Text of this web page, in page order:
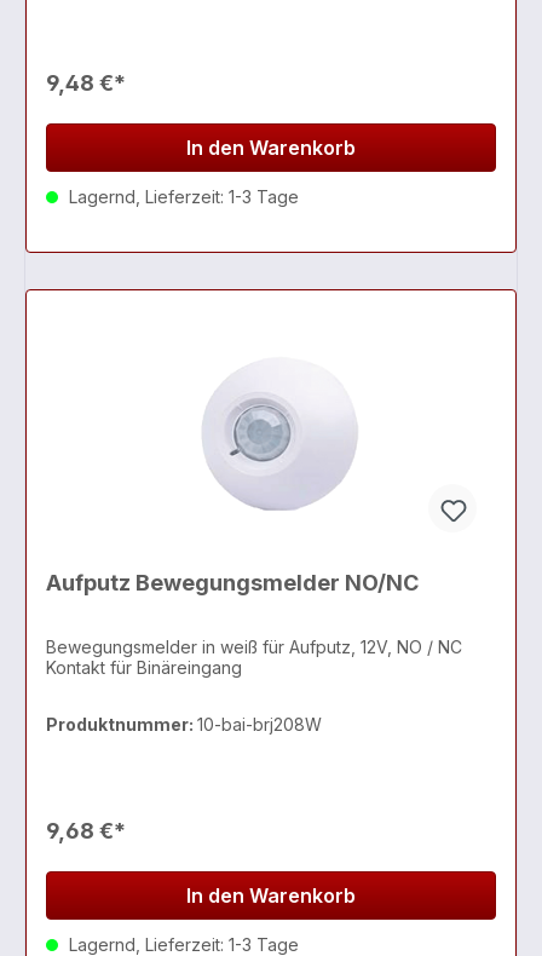
9,48 €*
In den Warenkorb
Lagernd, Lieferzeit: 1-3 Tage
Aufputz Bewegungsmelder NO/NC
Bewegungsmelder in weiß für Aufputz, 12V, NO / NC
Kontakt für Binäreingang
Produktnummer: 10-bai-brj208W
9,68 €*
In den Warenkorb
Lagernd, Lieferzeit: 1-3 Tage